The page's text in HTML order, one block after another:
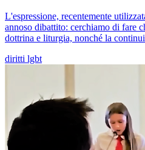
L'espressione, recentemente
annoso dibattito: cerchiamo di fare
dottrina e liturgia, nonché la
diritti lgbt